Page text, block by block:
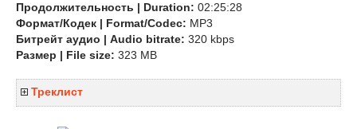
Продолжительность | Duration: 02:25:28
Формат/Кодек | Format/Codec: MP3
Битрейт аудио | Audio bitrate: 320 kbps
Размер | File size: 323 MB
Треклист